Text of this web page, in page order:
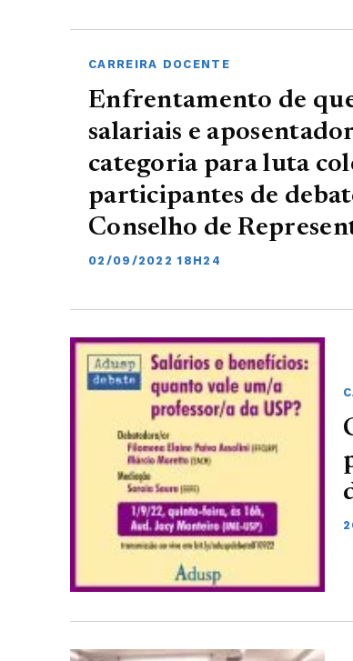
CARREIRA DOCENTE
Enfrentamento de
salariais e
categoria para luta
participantes de
Conselho de
02/09/2022 18H24